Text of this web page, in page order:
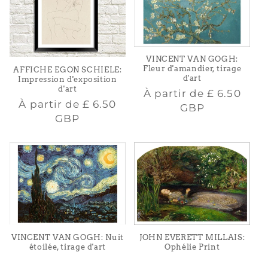
AFFICHE EGON SCHIELE:
Impression d'exposition
d'art
Prix
habituel
À partir de£ 6.50
GBP
VINCENT VAN GOGH:
Fleur d'amandier, tirage
d'art
Prix
habituel
À partir de£ 6.50
GBP
VINCENT VAN GOGH: Nuit
étoilée, tirage d'art
JOHN EVERETT MILLAIS:
Ophélie Print